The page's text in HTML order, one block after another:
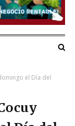
el Día del